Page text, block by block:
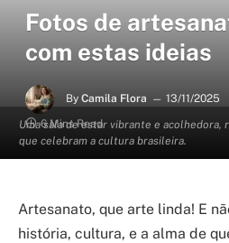
Uma sala de estar vibrante e acolhedora,
que celebram a cultura brasileira.
Fotos de
com estas ideias
By Camila Flora 13/11/2025
6 Mins Read
Artesanato, que arte linda! E
história, cultura, e a alma de